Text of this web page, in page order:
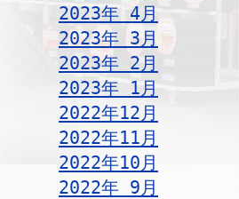
2023年 4月
2023年 3月
2023年 2月
2023年 1月
2022年12月
2022年11月
2022年10月
2022年 9月